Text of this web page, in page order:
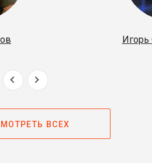
Игорь
ВСЕХ